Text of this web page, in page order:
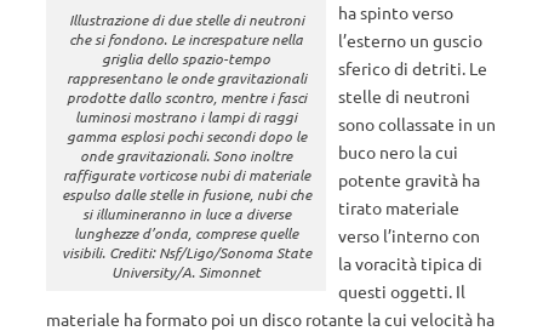
Illustrazione di due stelle di neutroni
che si fondono. Le increspature nella
griglia dello spazio-tempo
rappresentano le onde gravitazionali
prodotte dallo scontro, mentre i fasci
luminosi mostrano i lampi di raggi
gamma esplosi pochi secondi dopo le
onde gravitazionali. Sono inoltre
raffigurate vorticose nubi di materiale
espulso dalle stelle in fusione, nubi che
si illumineranno in luce a diverse
lunghezze d’onda, comprese quelle
visibili. Crediti: Nsf/Ligo/Sonoma State
University/A. Simonnet
ha spinto verso
l’esterno un guscio
sferico di detriti. Le
stelle di neutroni
sono collassate in un
buco nero la cui
potente gravità ha
tirato materiale
verso l’interno con
la voracità tipica di
questi oggetti. Il
materiale ha formato poi un disco rotante la cui velocità ha